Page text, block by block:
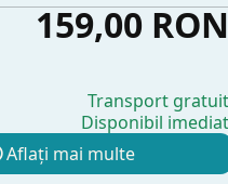
159,00 RON
Transport gratuit
Disponibil imediat
Aflați mai multe